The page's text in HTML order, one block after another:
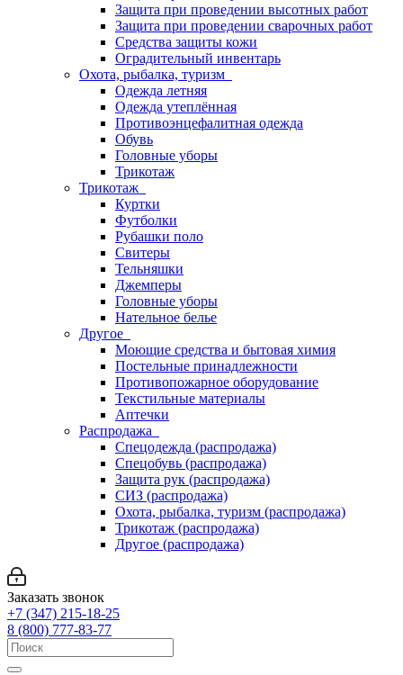
Защита при проведении высотных работ
Защита при проведении сварочных работ
Средства защиты кожи
Оградительный инвентарь
Охота, рыбалка, туризм
Одежда летняя
Одежда утеплённая
Противоэнцефалитная одежда
Обувь
Головные уборы
Трикотаж
Трикотаж
Куртки
Футболки
Рубашки поло
Свитеры
Тельняшки
Джемперы
Головные уборы
Нательное белье
Другое
Моющие средства и бытовая химия
Постельные принадлежности
Противопожарное оборудование
Текстильные материалы
Аптечки
Распродажа
Спецодежда (распродажа)
Спецобувь (распродажа)
Защита рук (распродажа)
СИЗ (распродажа)
Охота, рыбалка, туризм (распродажа)
Трикотаж (распродажа)
Другое (распродажа)
Заказать звонок
+7 (347) 215-18-25
8 (800) 777-83-77